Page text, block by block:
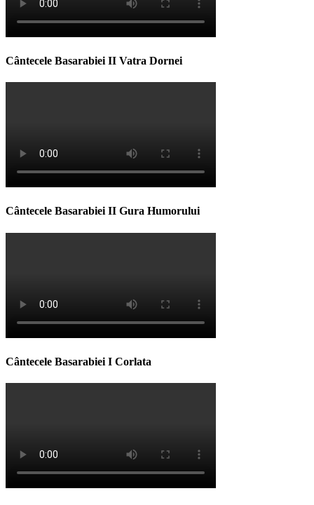
Cântecele Basarabiei II Vatra Dornei
Cântecele Basarabiei II Gura Humorului
Cântecele Basarabiei I Corlata